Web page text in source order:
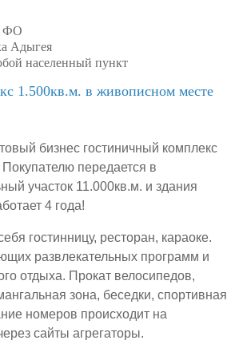
ФО
Адыгея
населенный пункт
1.500кв.м. в живописном месте
бизнес гостиничный комплекс
передается в
участок 11.000кв.м. и здания
4 года!
гостинницу, ресторан, караоке.
развлекательных программ и
отдыха. Прокат велосипедов,
зона, беседки, спортивная
номеров происходит на
сайты агрегаторы.